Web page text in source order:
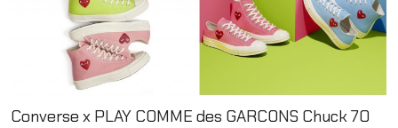
Converse x PLAY COMME des GARCONS Chuck 70